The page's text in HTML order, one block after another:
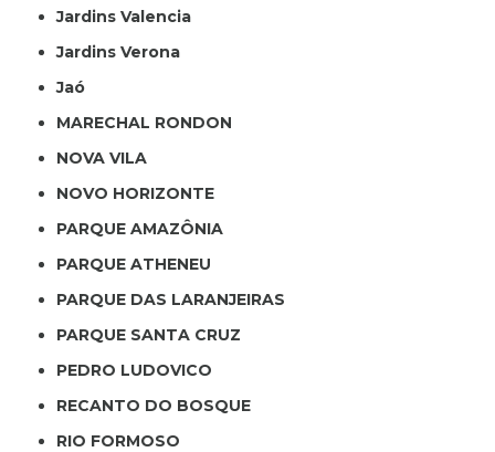
Jardins Valencia
Jardins Verona
Jaó
MARECHAL RONDON
NOVA VILA
NOVO HORIZONTE
PARQUE AMAZÔNIA
PARQUE ATHENEU
PARQUE DAS LARANJEIRAS
PARQUE SANTA CRUZ
PEDRO LUDOVICO
RECANTO DO BOSQUE
RIO FORMOSO